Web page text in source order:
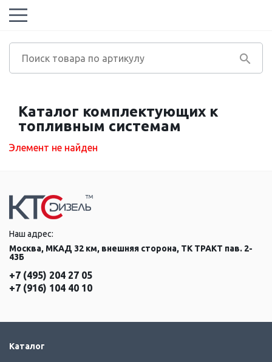
Каталог комплектующих к
топливным системам
Элемент не найден
Наш адрес:
Москва, МКАД 32 км, внешняя сторона, ТК ТРАКТ пав. 2-
43Б
+7 (495) 204 27 05
+7 (916) 104 40 10
Каталог